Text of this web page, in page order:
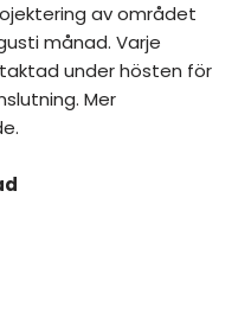
av området
månad. Varje
under hösten för
Mer